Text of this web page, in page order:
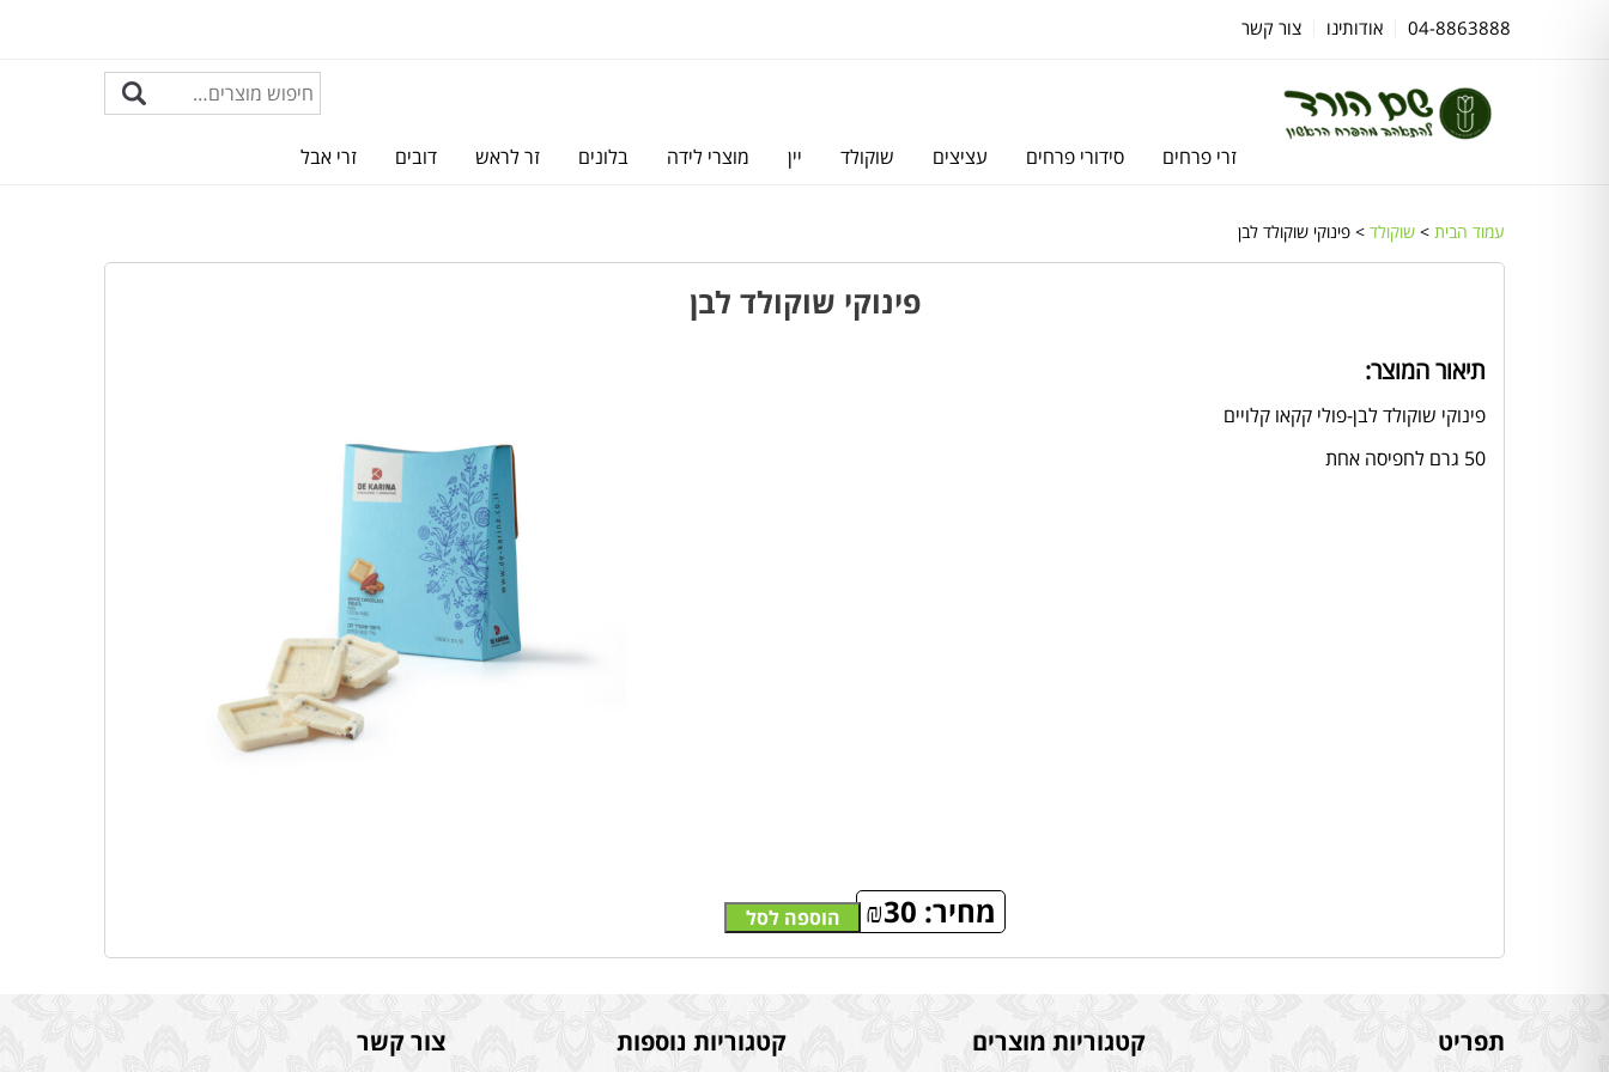
04-8863888 אודותינו צור קשר
זרי פרחים סידורי פרחים עציצים שוקולד יין מוצרי לידה בלונים זר לראש דובים זרי אבל
עמוד הבית > שוקולד > פינוקי שוקולד לבן
פינוקי שוקולד לבן
תיאור המוצר:
פינוקי שוקולד לבן-פולי קקאו קלויים
50 גרם לחפיסה אחת
מחיר: ₪30 הוספה לסל
תפריט קטגוריות מוצרים קטגוריות נוספות צור קשר